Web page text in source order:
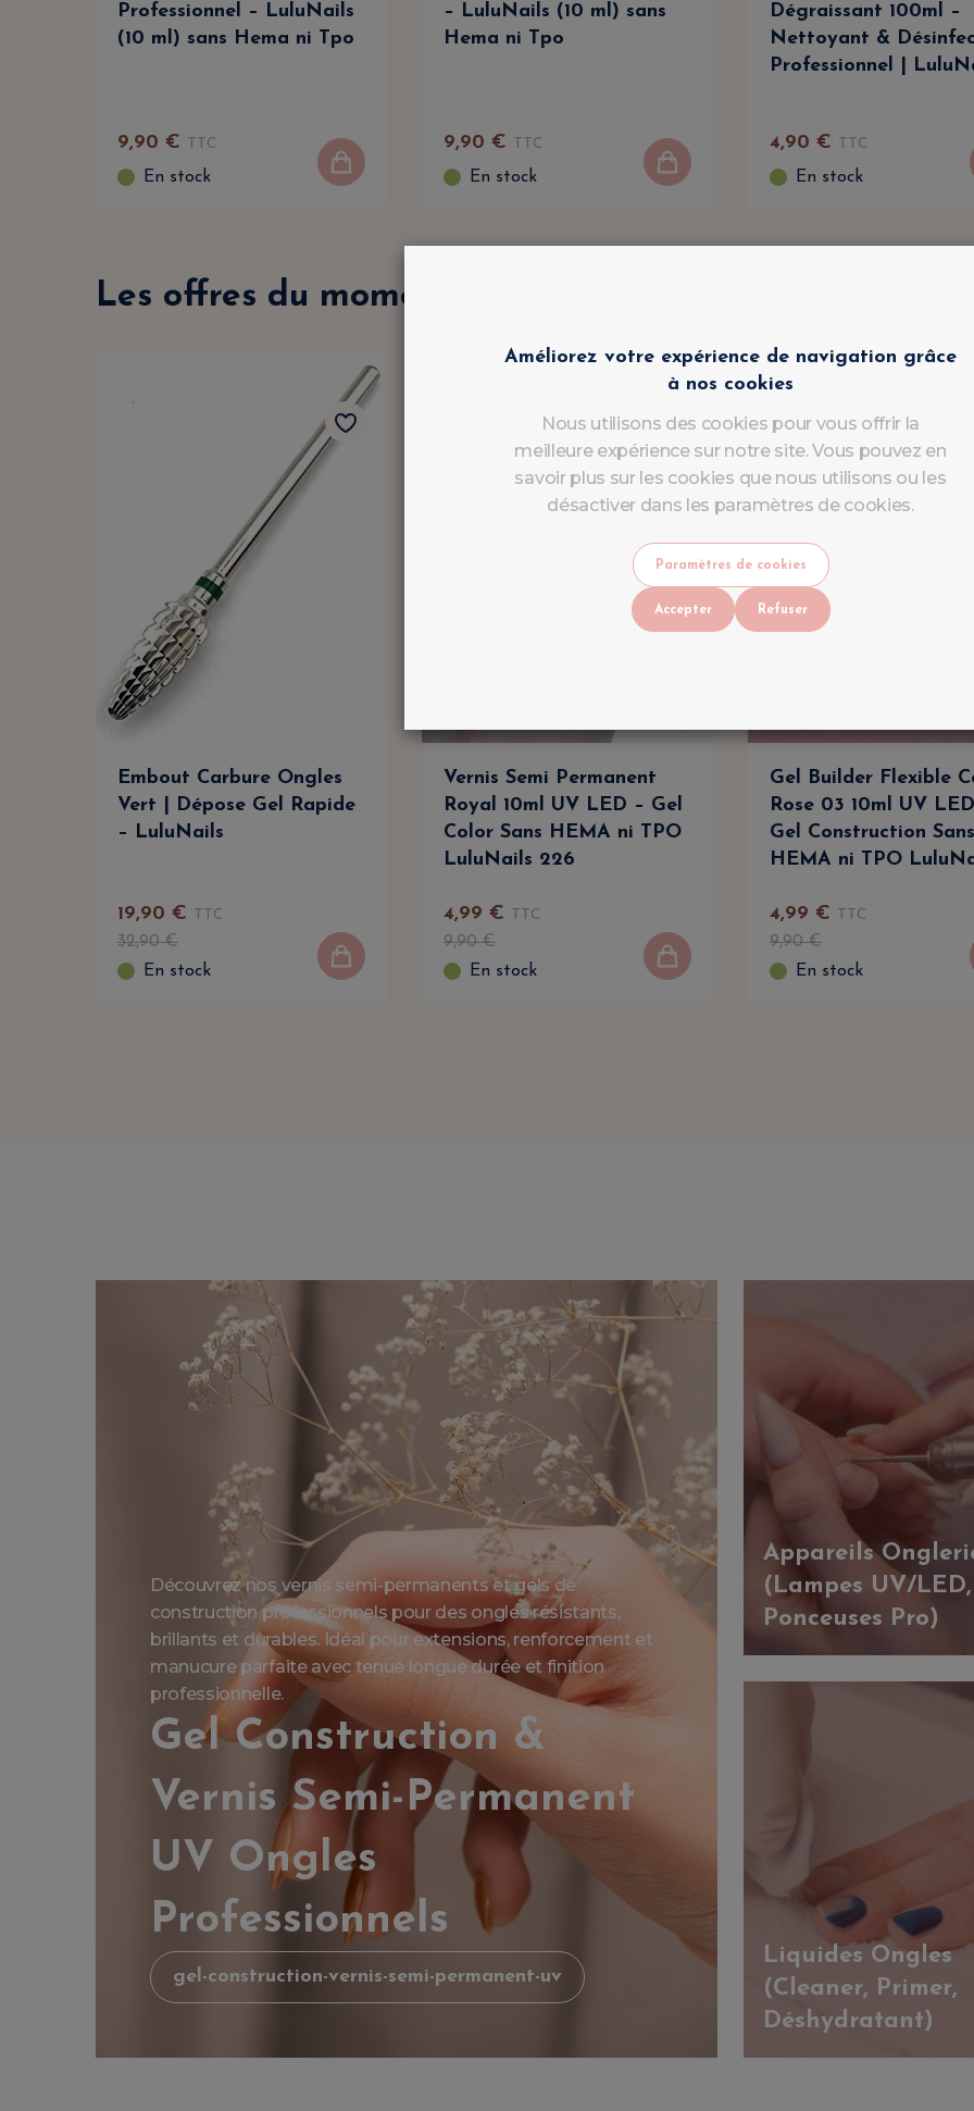
Professionnel – LuluNails
(10 ml) sans Hema ni Tpo
9,90 € TTC
En stock
– LuluNails (10 ml) sans
Hema ni Tpo
9,90 € TTC
En stock
Dégraissant 100ml –
Nettoyant &
Professionnel |
4,90 € TTC
En stock
Les offres du moment
Embout Carbure Ongles
Vert | Dépose Gel Rapide
– LuluNails
19,90 € TTC
32,90€
En stock
Vernis Semi Permanent
Royal 10ml UV LED – Gel
Color Sans HEMA ni TPO
LuluNails 226
4,99 € TTC
9,90€
En stock
Gel Builder Flexible
Rose 03 10ml UV
Gel Construction Sans
HEMA ni TPO
4,99 € TTC
9,90€
En stock
Découvrez nos vernis semi-permanents et gels de
construction professionnels pour des ongles résistants,
brillants et durables. Idéal pour extensions, renforcement et
manucure parfaite avec tenue longue durée et finition
professionnelle.
Gel Construction &
Vernis Semi-Permanent
UV Ongles
Professionnels
gel-construction-vernis-semi-permanent-uv
Appareils
(Lampes UV/LED,
Ponceuses Pro)
Liquides Ongles
(Cleaner, Primer,
Déshydratant)
Améliorez votre expérience de navigation grâce
à nos cookies
Nous utilisons des cookies pour vous offrir la
meilleure expérience sur notre site. Vous pouvez en
savoir plus sur les cookies que nous utilisons ou les
désactiver dans les paramètres de cookies.
Paramètres de cookies
Accepter Refuser